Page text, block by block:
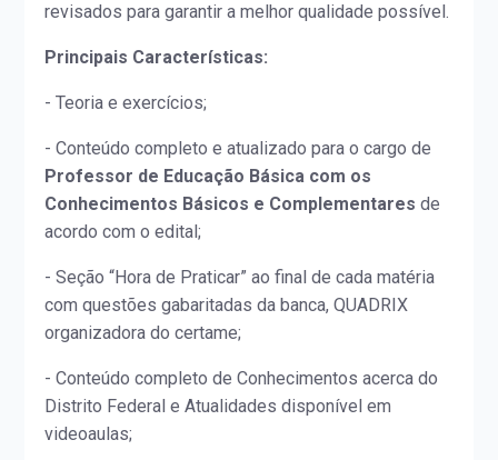
revisados para garantir a melhor qualidade possível.
Principais Características:
- Teoria e exercícios;
- Conteúdo completo e atualizado para o cargo de
Professor de Educação Básica com os
Conhecimentos Básicos e Complementares de
acordo com o edital;
- Seção “Hora de Praticar” ao final de cada matéria
com questões gabaritadas da banca, QUADRIX
organizadora do certame;
- Conteúdo completo de Conhecimentos acerca do
Distrito Federal e Atualidades disponível em
videoaulas;